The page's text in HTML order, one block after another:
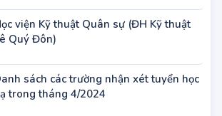
2024, thí sinh cần chuẩn bị giấy tờ gì?
Lê Quý Đôn)